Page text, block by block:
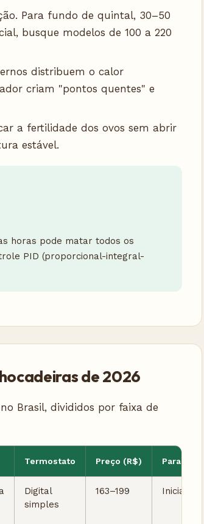
Para fundo de quintal, 30–50
busque modelos de 100 a 220
distribuem o calor
criam "pontos quentes" e
a fertilidade dos ovos sem abrir
estável.
horas pode matar todos os
PID (proporcional-integral-
de 2026
Brasil, divididos por faixa de
Termostato Preço (R$) Para quem
Digital
simples
163–199 Iniciante